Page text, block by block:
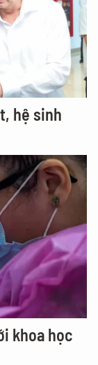
hệ sinh
khoa học